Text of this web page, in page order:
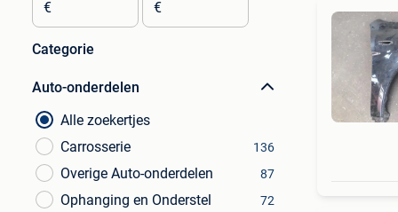
€ €
Categorie
Auto-onderdelen
Alle zoekertjes
Carrosserie
136
Overige Auto-onderdelen 87
Ophanging en Onderstel 72